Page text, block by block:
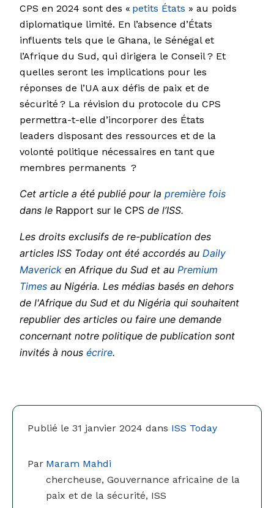
Publié le 31 janvier 2024 dans ISS Today
Par Maram Mahdi
chercheuse, Gouvernance africaine de la
paix et de la sécurité, ISS
CPS en 2024 sont des « petits États » au poids
diplomatique limité. En l’absence d’États
influents tels que le Ghana, le Sénégal et
l’Afrique du Sud, qui dirigera le Conseil ? Et
quelles seront les implications pour les
réponses de l’UA aux défis de paix et de
sécurité ? La révision du protocole du CPS
permettra-t-elle d’incorporer des États
leaders disposant des ressources et de la
volonté politique nécessaires en tant que
membres permanents ?
Cet article a été publié pour la première fois
dans le Rapport sur le CPS de l’ISS.
Les droits exclusifs de re-publication des
articles ISS Today ont été accordés au Daily
Maverick en Afrique du Sud et au Premium
Times au Nigéria. Les médias basés en dehors
de l'Afrique du Sud et du Nigéria qui souhaitent
republier des articles ou faire une demande
concernant notre politique de publication sont
invités à nous écrire.